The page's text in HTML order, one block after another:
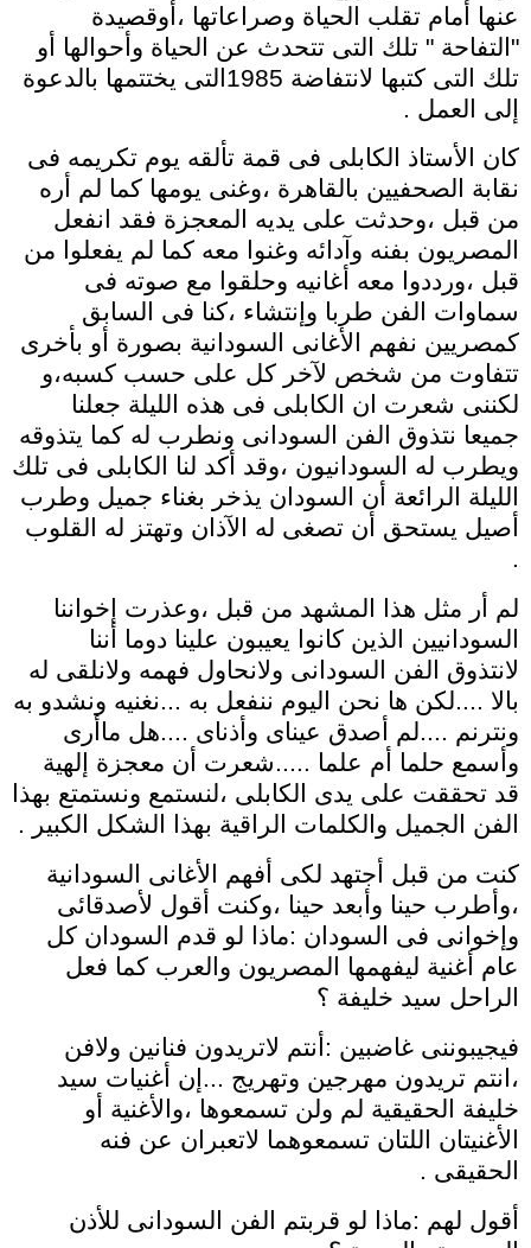
عنها أمام تقلب الحياة وصراعاتها ،أوقصيدة
"التفاحة " تلك التى تتحدث عن الحياة وأحوالها أو
تلك التى كتبها لانتفاضة 1985التى يختتمها بالدعوة
إلى العمل .
كان الأستاذ الكابلى فى قمة تألقه يوم تكريمه فى
نقابة الصحفيين بالقاهرة ،وغنى يومها كما لم أره
من قبل ،وحدثت على يديه المعجزة فقد انفعل
المصريون بفنه وآدائه وغنوا معه كما لم يفعلوا من
قبل ،ورددوا معه أغانيه وحلقوا مع صوته فى
سماوات الفن طربا وإنتشاء ،كنا فى السابق
كمصريين نفهم الأغانى السودانية بصورة أو بأخرى
تتفاوت من شخص لآخر كل على حسب كسبه،و
لكننى شعرت ان الكابلى فى هذه الليلة جعلنا
جميعا نتذوق الفن السودانى ونطرب له كما يتذوقه
ويطرب له السودانيون ،وقد أكد لنا الكابلى فى تلك
الليلة الرائعة أن السودان يذخر بغناء جميل وطرب
أصيل يستحق أن تصغى له الآذان وتهتز له القلوب
.
لم أر مثل هذا المشهد من قبل ،وعذرت إخواننا
السودانيين الذين كانوا يعيبون علينا دوما أننا
لانتذوق الفن السودانى ولانحاول فهمه ولانلقى له
بالا ....لكن ها نحن اليوم ننفعل به ...نغنيه ونشدو به
ونترنم ....لم أصدق عيناى وأذناى ....هل ماأرى
وأسمع حلما أم علما .....شعرت أن معجزة إلهية
قد تحققت على يدى الكابلى ،لنستمع ونستمتع بهذا
الفن الجميل والكلمات الراقية بهذا الشكل الكبير .
كنت من قبل أجتهد لكى أفهم الأغانى السودانية
،وأطرب حينا وأبعد حينا ،وكنت أقول لأصدقائى
وإخوانى فى السودان :ماذا لو قدم السودان كل
عام أغنية ليفهمها المصريون والعرب كما فعل
الراحل سيد خليفة ؟
فيجيبوننى غاضبين :أنتم لاتريدون فنانين ولافن
،انتم تريدون مهرجين وتهريج ...إن أغنيات سيد
خليفة الحقيقية لم ولن تسمعوها ،والأغنية أو
الأغنيتان اللتان تسمعوهما لاتعبران عن فنه
الحقيقى .
أقول لهم :ماذا لو قربتم الفن السودانى للأذن